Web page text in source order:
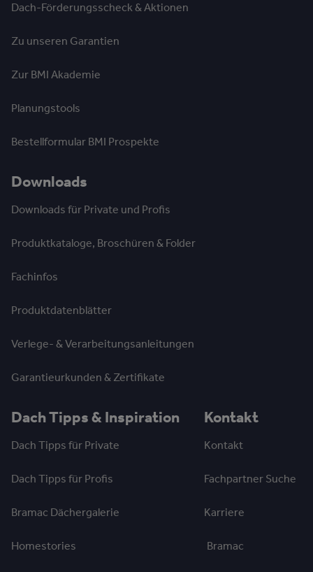
Dach-Förderungsscheck & Aktionen
Zu unseren Garantien
Zur BMI Akademie
Planungstools
Bestellformular BMI Prospekte
Downloads
Downloads für Private und Profis
Produktkataloge, Broschüren & Folder
Fachinfos
Produktdatenblätter
Verlege- & Verarbeitungsanleitungen
Garantieurkunden & Zertifikate
Dach Tipps & Inspiration
Dach Tipps für Private
Dach Tipps für Profis
Bramac Dächergalerie
Homestories
Kontakt
Kontakt
Fachpartner Suche
Karriere
Bramac